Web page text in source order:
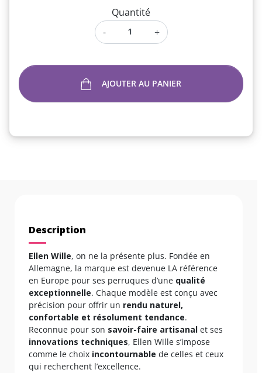
Quantité
-
+
AJOUTER AU PANIER
Description
Ellen Wille, on ne la présente plus. Fondée en
Allemagne, la marque est devenue LA référence
en Europe pour ses perruques d’une qualité
exceptionnelle. Chaque modèle est conçu avec
précision pour offrir un rendu naturel,
confortable et résolument tendance.
Reconnue pour son savoir-faire artisanal et ses
innovations techniques, Ellen Wille s’impose
comme le choix incontournable de celles et ceux
qui recherchent l’excellence.